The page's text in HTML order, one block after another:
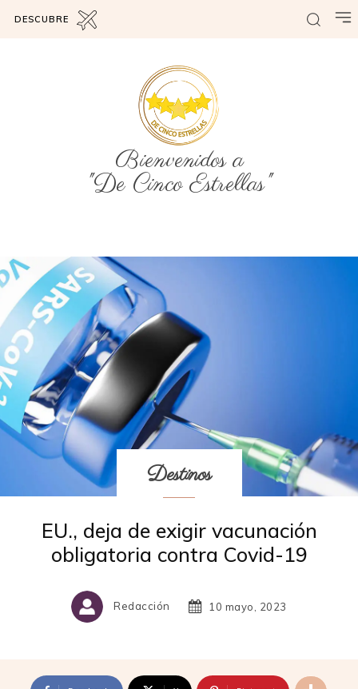
DESCUBRE
Bienvenidos a
"De Cinco Estrellas"
Destinos
EU., deja de exigir vacunación
obligatoria contra Covid-19
Redacción 10 mayo, 2023